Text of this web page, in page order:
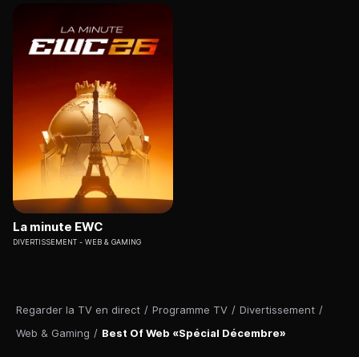
Regarder la TV en direct / Programme TV / Divertissement /
Web & Gaming / Best Of Web «Spécial Décembre»
La minute EWC
DIVERTISSEMENT WEB & GAMING